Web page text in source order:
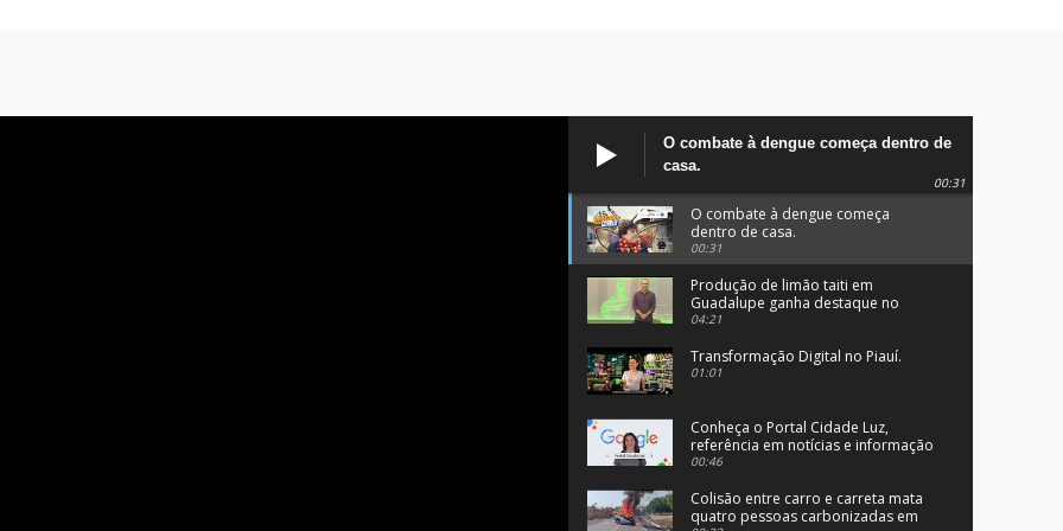
O combate à dengue começa dentro de
casa.
00:31
O combate à dengue começa
dentro de casa.
00:31
Produção de limão taiti em
Guadalupe ganha destaque no
programa Clube Rural.
04:21
Transformação Digital no Piauí.
01:01
Conheça o Portal Cidade Luz,
referência em notícias e informação
no Sul do Piauí.
00:46
Colisão entre carro e carreta mata
quatro pessoas carbonizadas em